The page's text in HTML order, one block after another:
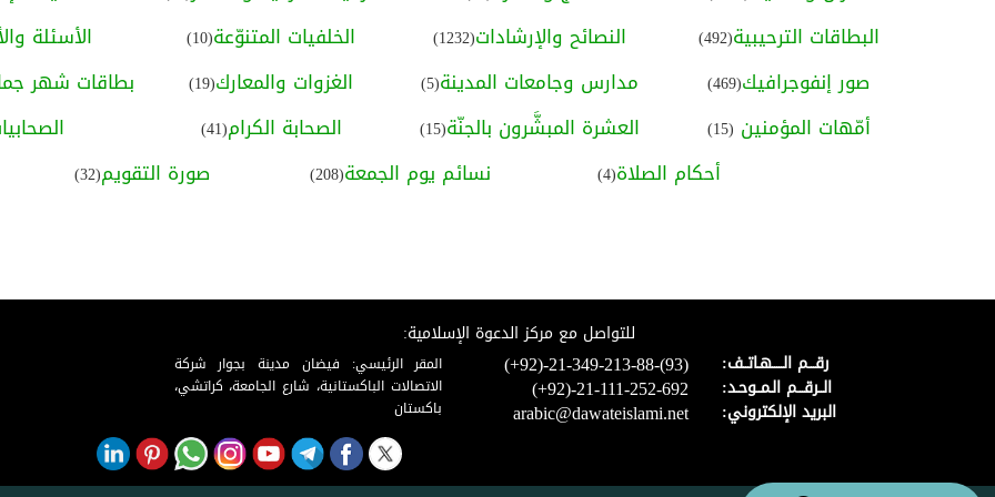
البطاقات الترحيبية(492) النصائح والإرشادات(1232) الخلفيات المتنوّعة(10) الأسئلة
صور إنفوجرافيك(469) مدارس وجامعات المدينة(5) الغزوات والمعارك(19) بطاقات شهر
أمّهات المؤمنين (15) العشرة المبشَّرون بالجنّة(15) الصحابة الكرام(41)
أحكام الصلاة(4) نسائم يوم الجمعة(208) صورة التقويم(32)
للتواصل مع مركز الدعوة الإسلامية:
المقر الرئيسي: فيضان مدينة بجوار شركة
الاتصالات الباكستانية، شارع الجامعة، كراتشي،
باكستان
(+92)-21-349-213-88-(93) رقـــم الـــــهـاتــف:
(+92)-21-111-252-692 الــرقـــم الـمــوحـد:
arabic@dawateislami.net البريد الإلكتروني: